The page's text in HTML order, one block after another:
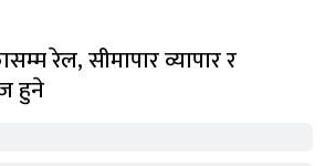
रेल, सीमापार व्यापार र
हुने